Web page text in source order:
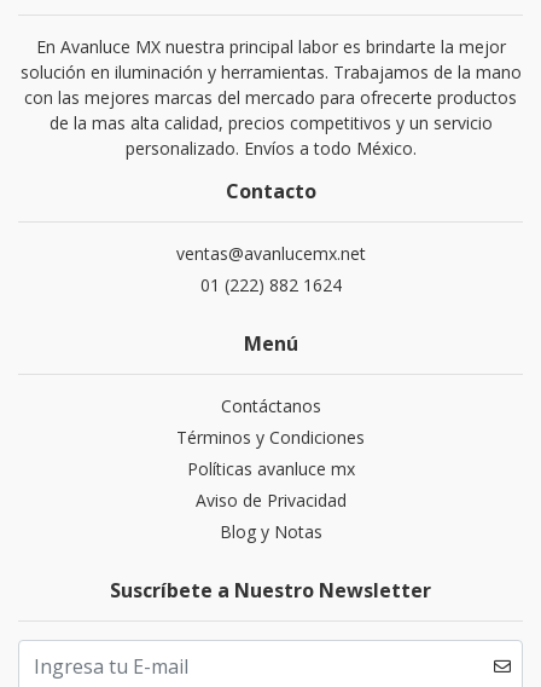
En Avanluce MX nuestra principal labor es brindarte la mejor
solución en iluminación y herramientas. Trabajamos de la mano
con las mejores marcas del mercado para ofrecerte productos
de la mas alta calidad, precios competitivos y un servicio
personalizado. Envíos a todo México.
Contacto
ventas@avanlucemx.net
01 (222) 882 1624
Menú
Contáctanos
Términos y Condiciones
Políticas avanluce mx
Aviso de Privacidad
Blog y Notas
Suscríbete a Nuestro Newsletter